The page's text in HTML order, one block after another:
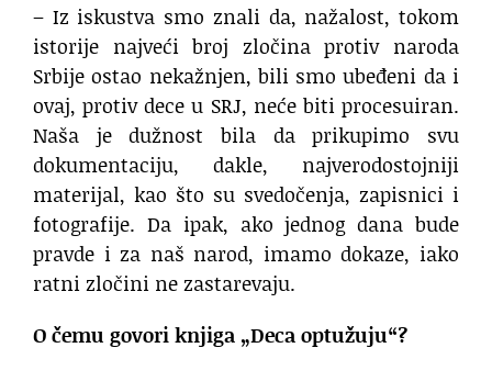
– Iz iskustva smo znali da, nažalost, tokom
istorije najveći broj zločina protiv naroda
Srbije ostao nekažnjen, bili smo ubeđeni da i
ovaj, protiv dece u SRJ, neće biti procesuiran.
Naša je dužnost bila da prikupimo svu
dokumentaciju, dakle, najverodostojniji
materijal, kao što su svedočenja, zapisnici i
fotografije. Da ipak, ako jednog dana bude
pravde i za naš narod, imamo dokaze, iako
ratni zločini ne zastarevaju.
O čemu govori knjiga „Deca optužuju“?